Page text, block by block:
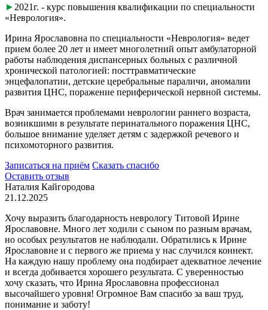
► 2021г. - курс повышения квалификации по специальности
«Неврология».
Ирина Ярославовна по специальности «Неврология» ведет
прием более 20 лет и имеет многолетний опыт амбулаторной
работы наблюдения диспансерных больных с различной
хронической патологией: посттравматические
энцефалопатии, детские церебральные параличи, аномалии
развития ЦНС, поражение периферической нервной системы.
Врач занимается проблемами неврологии раннего возраста,
возникшими в результате перинатального поражения ЦНС,
большое внимание уделяет детям с задержкой речевого и
психомоторного развития.
Записаться на приём Сказать спасибо
Оставить отзыв
Наталия Кайгородова
21.12.2025
Хочу выразить благодарность неврологу Титовой Ирине
Ярославовне. Много лет ходили с сыном по разным врачам,
но особых результатов не наблюдали. Обратились к Ирине
Ярославовне и с первого же приема у нас случился коннект.
На каждую нашу проблему она подбирает адекватное лечение
и всегда добивается хорошего результата. С уверенностью
хочу сказать, что Ирина Ярославовна профессионал
высочайшего уровня! Огромное Вам спасибо за ваш труд,
понимание и заботу!